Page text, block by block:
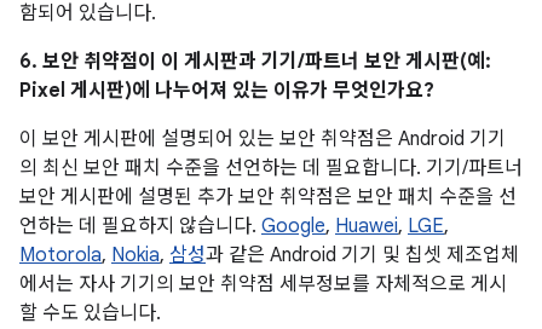
함되어 있습니다.
6. 보안 취약점이 이 게시판과 기기/파트너 보안 게시판(예:
Pixel 게시판)에 나누어져 있는 이유가 무엇인가요?
이 보안 게시판에 설명되어 있는 보안 취약점은 Android 기기
의 최신 보안 패치 수준을 선언하는 데 필요합니다. 기기/파트너
보안 게시판에 설명된 추가 보안 취약점은 보안 패치 수준을 선
언하는 데 필요하지 않습니다. Google, Huawei, LGE,
Motorola, Nokia, 삼성과 같은 Android 기기 및 칩셋 제조업체
에서는 자사 기기의 보안 취약점 세부정보를 자체적으로 게시
할 수도 있습니다.